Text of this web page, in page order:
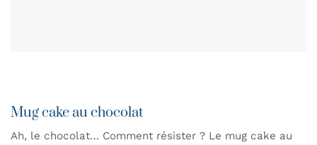
Mug cake au chocolat
Ah, le chocolat… Comment résister ? Le mug cake au